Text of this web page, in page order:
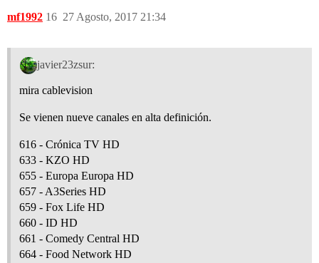
mf1992 27 Agosto, 2017 21:34
16
javier23zsur:
mira cablevision
Se vienen nueve canales en alta definición.
616 - Crónica TV HD
633 - KZO HD
655 - Europa Europa HD
657 - A3Series HD
659 - Fox Life HD
660 - ID HD
661 - Comedy Central HD
664 - Food Network HD